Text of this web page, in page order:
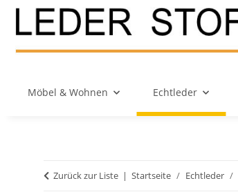
Möbel & Wohnen Echtleder
Zurück zur Liste Startseite Echtleder